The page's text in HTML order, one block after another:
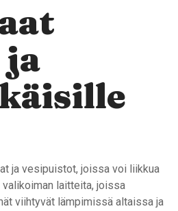
ja vesipuistot, joissa voi liikkua
laitteita, joissa
viihtyvät lämpimissä altaissa ja